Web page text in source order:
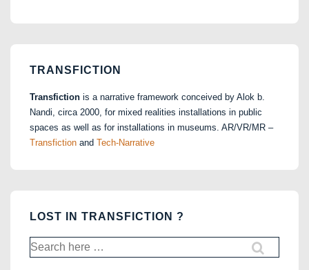
TRANSFICTION
Transfiction is a narrative framework conceived by Alok b.
Nandi, circa 2000, for mixed realities installations in public
spaces as well as for installations in museums. AR/VR/MR –
Transfiction and Tech-Narrative
LOST IN TRANSFICTION ?
Search
for: